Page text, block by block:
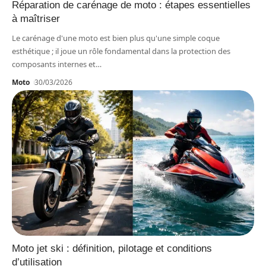
Réparation de carénage de moto : étapes essentielles
à maîtriser
Le carénage d'une moto est bien plus qu'une simple coque
esthétique ; il joue un rôle fondamental dans la protection des
composants internes et…
Moto 30/03/2026
Moto jet ski : définition, pilotage et conditions
d’utilisation